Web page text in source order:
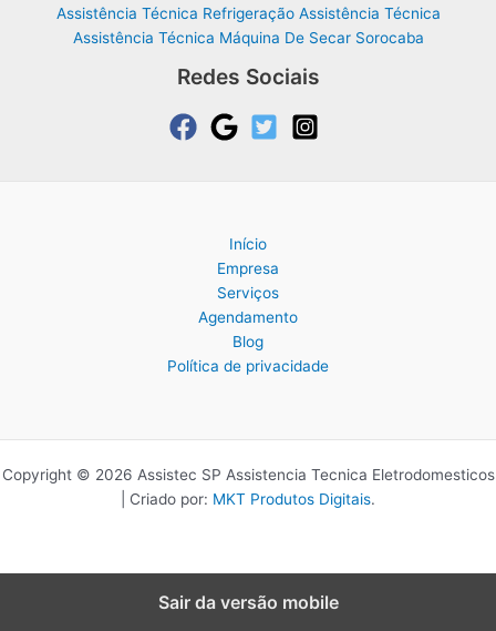
Assistência Técnica Refrigeração Assistência Técnica
Assistência Técnica Máquina De Secar Sorocaba
Redes Sociais
Início
Empresa
Serviços
Agendamento
Blog
Política de privacidade
Copyright © 2026 Assistec SP Assistencia Tecnica Eletrodomesticos
| Criado por: MKT Produtos Digitais.
Sair da versão mobile